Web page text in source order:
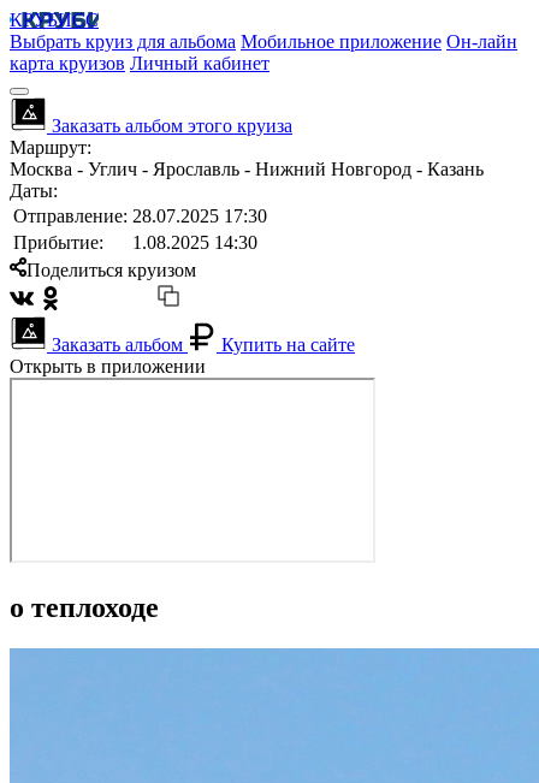
КРУБИСС
Выбрать круиз для альбома Мобильное приложение Он-лайн
карта круизов Личный кабинет
Заказать альбом этого круиза
Маршрут:
Москва - Углич - Ярославль - Нижний Новгород - Казань
Даты:
Отправление: 28.07.2025 17:30
Прибытие:
1.08.2025 14:30
Поделиться круизом
Заказать альбом
Купить на сайте
Открыть в приложении
о теплоходе